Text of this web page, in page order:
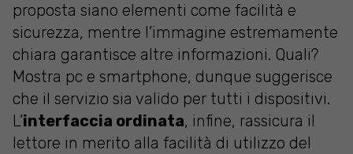
proposta siano elementi come facilità e
sicurezza, mentre l’immagine estremamente
chiara garantisce altre informazioni. Quali?
Mostra pc e smartphone, dunque suggerisce
che il servizio sia valido per tutti i dispositivi.
L’interfaccia ordinata, infine, rassicura il
lettore in merito alla facilità di utilizzo del